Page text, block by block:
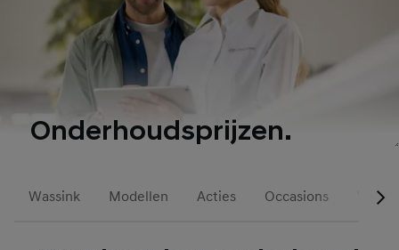
Onderhoudsprijzen.
Wassink Modellen Acties Occasions